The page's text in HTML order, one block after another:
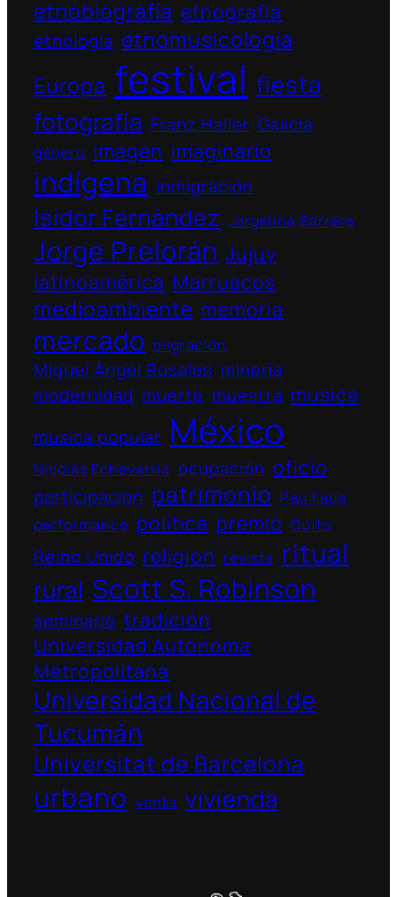
etnobiografía etnografía
etnología etnomusicologia
Europa festival fiesta
fotografía Franz Haller Galicia
género imagen imaginario
indígena inmigración
Isidor Fernàndez Jorgelina Barrera
Jorge Prelorán Jujuy
latinoamérica Marruecos
medioambiente memoria
mercado migración
Miguel Ángel Rosales minería
modernidad muerte muestra musica
musica popular México
Nicolás Echevarría ocupación oficio
participacion patrimonio Pau Faus
performance política premio Quito
Reino Unido religion revista ritual
rural Scott S. Robinson
seminario tradición
Universidad Autónoma
Metropolitana
Universidad Nacional de
Tucumán
Universitat de Barcelona
urbano venta vivienda